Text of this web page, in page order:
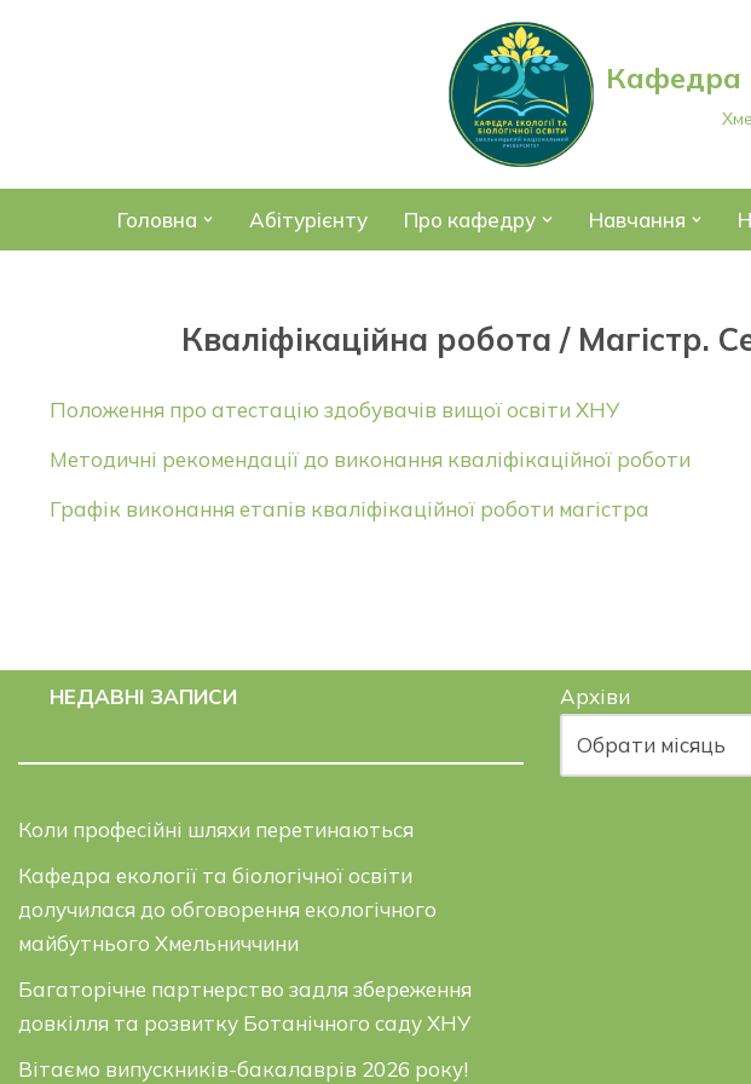
Кафедра
Головна Абітурієнту Про кафедру Навчання
Кваліфікаційна робота / Магістр.
Положення про атестацію здобувачів вищої освіти ХНУ
Методичні рекомендації до виконання кваліфікаційної роботи
Графік виконання етапів кваліфікаційної роботи магістра
НЕДАВНІ ЗАПИСИ
Коли професійні шляхи перетинаються
Кафедра екології та біологічної освіти
долучилася до обговорення екологічного
майбутнього Хмельниччини
Багаторічне партнерство задля збереження
довкілля та розвитку Ботанічного саду ХНУ
Вітаємо випускників-бакалаврів 2026 року!
Архіви